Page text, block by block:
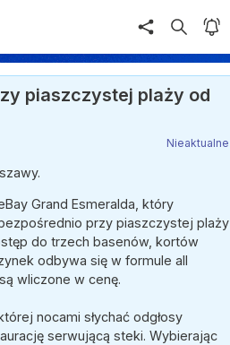
piaszczystej plaży od
Nieaktualne
Grand Esmeralda, który
przy piaszczystej plaży
do trzech basenów, kortów
odbywa się w formule all
wliczone w cenę.
nocami słychać odgłosy
serwującą steki. Wybierając